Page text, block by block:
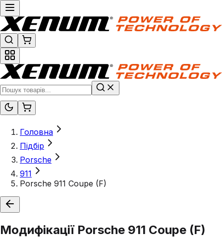
Головна
Підбір
Porsche
911
Porsche 911 Coupe (F)
Модифікації Porsche 911 Coupe (F)